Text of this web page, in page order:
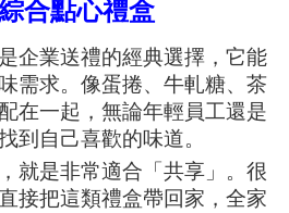
合點心禮盒
企業送禮的經典選擇，它能
需求。像蛋捲、牛軋糖、茶
在一起，無論年輕員工還是
到自己喜歡的味道。
就是非常適合「共享」。很
接把這類禮盒帶回家，全家